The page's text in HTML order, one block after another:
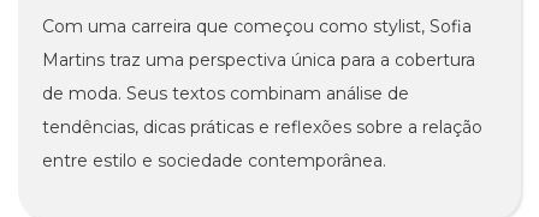
Com uma carreira que começou como stylist, Sofia
Martins traz uma perspectiva única para a cobertura
de moda. Seus textos combinam análise de
tendências, dicas práticas e reflexões sobre a relação
entre estilo e sociedade contemporânea.